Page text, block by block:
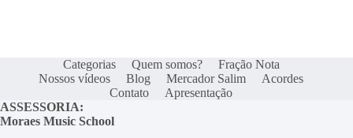
Categorias Quem somos?
Fração Nota
Nossos vídeos
Blog Mercador Salim
Acordes
Contato
Apresentação
ASSESSORIA:
Moraes Music School